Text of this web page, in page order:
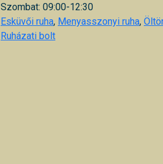
Szombat: 09:00-12:30
Esküvői ruha, Menyasszonyi ruha,
Ruházati bolt